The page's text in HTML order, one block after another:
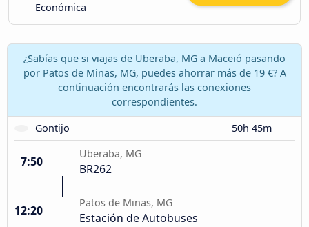
Económica
¿Sabías que si viajas de Uberaba, MG a Maceió pasando
por Patos de Minas, MG, puedes ahorrar más de 19 €? A
continuación encontrarás las conexiones
correspondientes.
Gontijo
50h 45m
7:50
Uberaba, MG
BR262
12:20
Patos de Minas, MG
Estación de Autobuses